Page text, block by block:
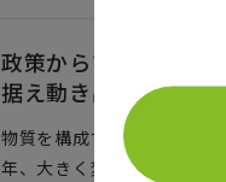
の多い量子技術の現状を
や、参入を計画している企
政策からひも解く量
据え動き出した世界～
物質を構成する原子や電子
年、大きく変化した。研究